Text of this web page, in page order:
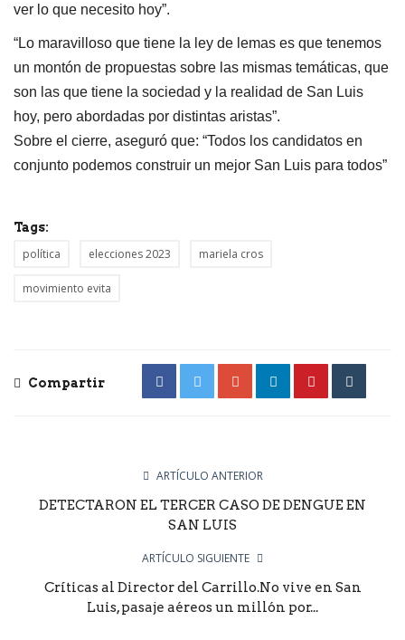
ver lo que necesito hoy”.
“Lo maravilloso que tiene la ley de lemas es que tenemos
un montón de propuestas sobre las mismas temáticas, que
son las que tiene la sociedad y la realidad de San Luis
hoy, pero abordadas por distintas aristas”.
Sobre el cierre, aseguró que: “Todos los candidatos en
conjunto podemos construir un mejor San Luis para todos”
Tags:
política elecciones 2023 mariela cros
movimiento evita
Compartir
ARTÍCULO ANTERIOR
DETECTARON EL TERCER CASO DE DENGUE EN
SAN LUIS
ARTÍCULO SIGUIENTE
Críticas al Director del Carrillo.No vive en San
Luis, pasaje aéreos un millón por...